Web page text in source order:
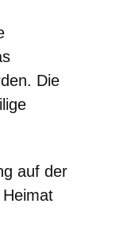
Die
auf der